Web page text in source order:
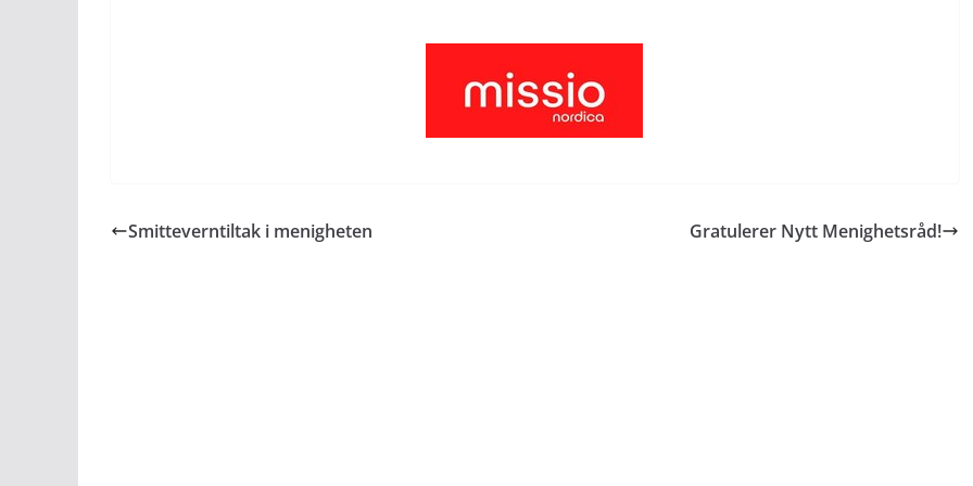
Smitteverntiltak i menigheten Gratulerer Nytt Menighetsråd!